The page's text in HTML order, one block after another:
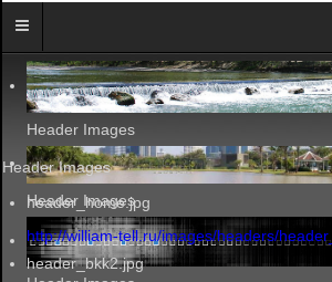
e
.
.
.
Header Images
Header Images
Header Images
header_home.jpg
http://william-tell.ru/images/headers/
header_bkk2.jpg